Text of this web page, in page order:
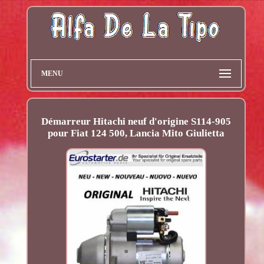
MENU
Démarreur Hitachi neuf d'origine S114-905
pour Fiat 124 500, Lancia Mito Giulietta